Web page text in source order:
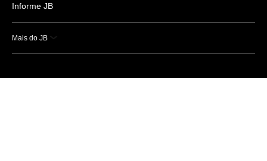
Informe JB
Mais do JB
Esportes